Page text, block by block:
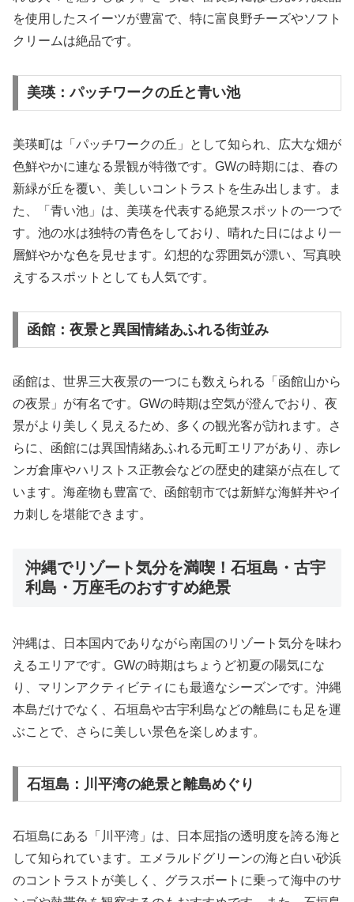
を使用したスイーツが豊富で、特に富良野チーズやソフト
クリームは絶品です。
美瑛：パッチワークの丘と青い池
美瑛町は「パッチワークの丘」として知られ、広大な畑が
色鮮やかに連なる景観が特徴です。GWの時期には、春の
新緑が丘を覆い、美しいコントラストを生み出します。ま
た、「青い池」は、美瑛を代表する絶景スポットの一つで
す。池の水は独特の青色をしており、晴れた日にはより一
層鮮やかな色を見せます。幻想的な雰囲気が漂い、写真映
えするスポットとしても人気です。
函館：夜景と異国情緒あふれる街並み
函館は、世界三大夜景の一つにも数えられる「函館山から
の夜景」が有名です。GWの時期は空気が澄んでおり、夜
景がより美しく見えるため、多くの観光客が訪れます。さ
らに、函館には異国情緒あふれる元町エリアがあり、赤レ
ンガ倉庫やハリストス正教会などの歴史的建築が点在して
います。海産物も豊富で、函館朝市では新鮮な海鮮丼やイ
カ刺しを堪能できます。
沖縄でリゾート気分を満喫！石垣島・古宇
利島・万座毛のおすすめ絶景
沖縄は、日本国内でありながら南国のリゾート気分を味わ
えるエリアです。GWの時期はちょうど初夏の陽気にな
り、マリンアクティビティにも最適なシーズンです。沖縄
本島だけでなく、石垣島や古宇利島などの離島にも足を運
ぶことで、さらに美しい景色を楽しめます。
石垣島：川平湾の絶景と離島めぐり
石垣島にある「川平湾」は、日本屈指の透明度を誇る海と
して知られています。エメラルドグリーンの海と白い砂浜
のコントラストが美しく、グラスボートに乗って海中のサ